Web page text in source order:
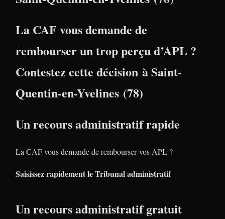
La CAF vous demande de
rembourser un trop perçu d’APL ?
Contestez cette décision à Saint-
Quentin-en-Yvelines (78)
Un recours administratif rapide
La CAF vous demande de rembourser vos APL ?
Saisissez rapidement le Tribunal administratif
Un recours administratif gratuit